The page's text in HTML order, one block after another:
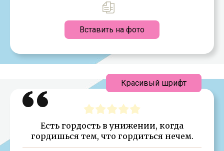
Вставить на фото
Есть гордость в унижении, когда
гордишься тем, что гордиться нечем.
Красивый шрифт